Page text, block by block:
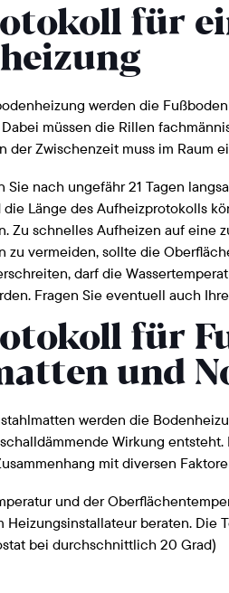
für
werden die
müssen die Rillen
der Zwischenzeit muss im Raum
nach ungefähr 21 Tagen
Länge des Aufheizprotokolls
Zu schnelles Aufheizen auf eine
zu vermeiden, sollte die
darf die
Fragen Sie eventuell auch
für
und
werden die
Wirkung
mit diversen
und der
Heizungsinstallateur beraten.
bei durchschnittlich 20 Grad)